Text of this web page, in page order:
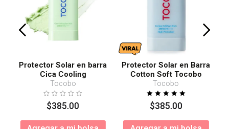
Protector Solar en barra
Cica Cooling
Tocobo
$385.00
Protector Solar en Barra
Cotton Soft Tocobo
SPF50+ PA++++
Tocobo
$385.00